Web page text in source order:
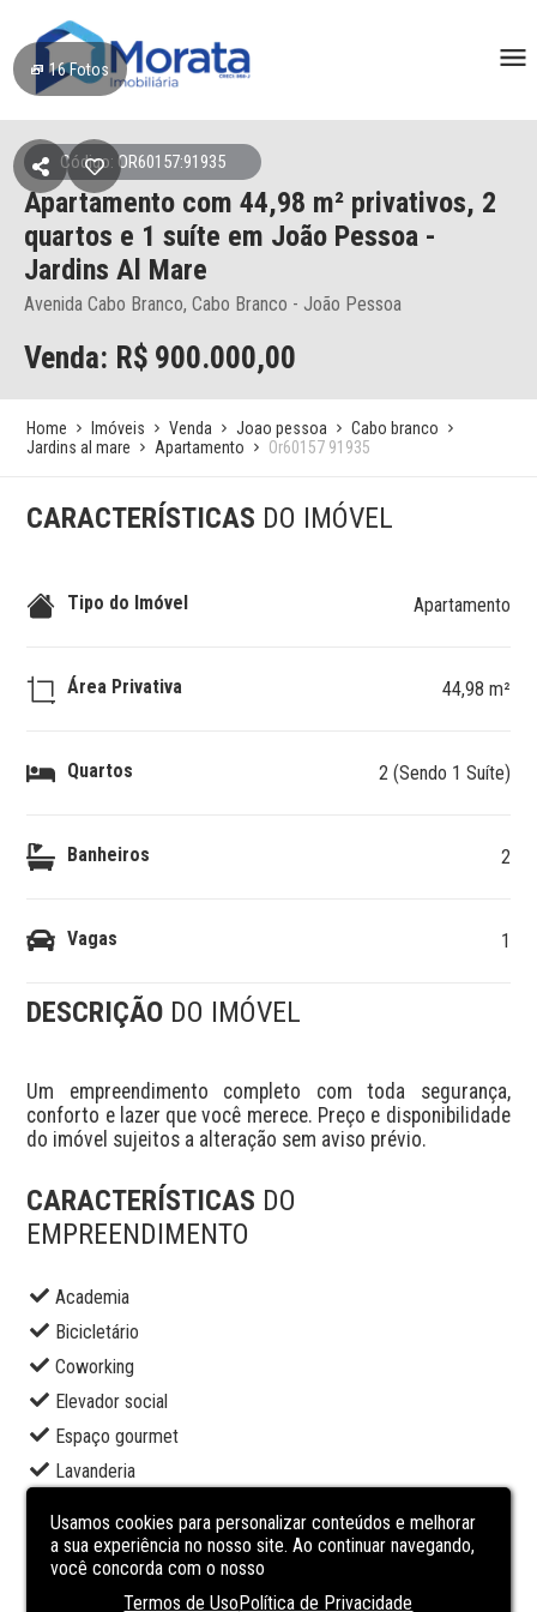
16Fotos
Código: OR60157:91935
Apartamento com 44,98 m² privativos, 2
quartos e 1 suíte em João Pessoa -
Jardins Al Mare
Avenida Cabo Branco, Cabo Branco - João Pessoa
Venda: R$ 900.000,00
Home Imóveis Venda Joao pessoa
Cabo branco
Jardins al mare
Apartamento Or60157 91935
CARACTERÍSTICAS DO IMÓVEL
Tipo do Imóvel Apartamento
Área Privativa 44,98 m²
Quartos 2 (Sendo 1 Suíte)
Banheiros 2
Vagas 1
DESCRIÇÃO DO IMÓVEL
Um empreendimento completo com toda segurança,
conforto e lazer que você merece. Preço e disponibilidade
do imóvel sujeitos a alteração sem aviso prévio.
CARACTERÍSTICAS DO
EMPREENDIMENTO
Academia
Bicicletário
Coworking
Elevador social
Espaço gourmet
Lavanderia
Piscina infantil
Portaria
Usamos cookies para personalizar conteúdos e melhorar
a sua experiência no nosso site. Ao continuar navegando,
você concorda com o nosso
Termos de UsoPolítica de Privacidade